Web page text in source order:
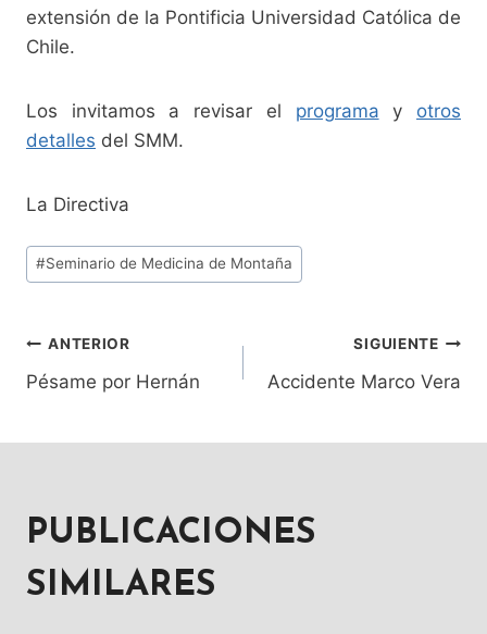
extensión de la Pontificia Universidad Católica de
Chile.
Los invitamos a revisar el programa y otros
detalles del SMM.
La Directiva
Etiquetas
de
entrada:
#Seminario de Medicina de Montaña
NAVEGACIÓN
ANTERIOR
Pésame por Hernán
SIGUIENTE
Accidente Marco Vera
PUBLICACIONES
SIMILARES